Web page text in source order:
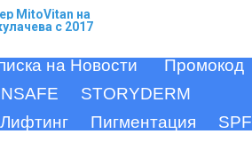
MitoVitan на
c 2017
на Новости
Промокод
STORYDERM
Лифтинг Пигментация SPF